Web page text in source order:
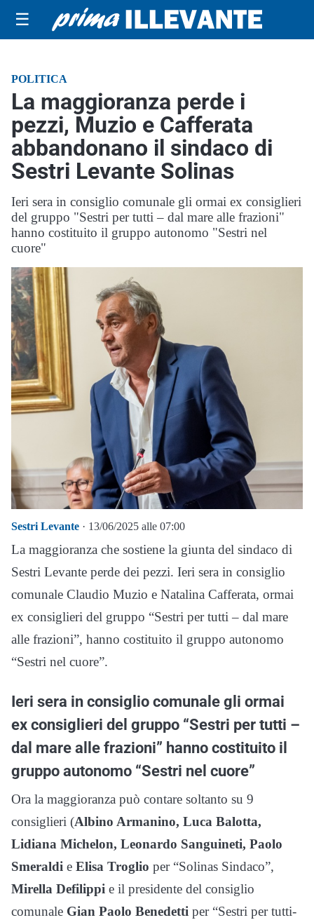
☰
POLITICA
La maggioranza perde i
pezzi, Muzio e Cafferata
abbandonano il sindaco di
Sestri Levante Solinas
Ieri sera in consiglio comunale gli ormai ex consiglieri
del gruppo "Sestri per tutti – dal mare alle frazioni"
hanno costituito il gruppo autonomo "Sestri nel
cuore"
Sestri Levante · 13/06/2025 alle 07:00
La maggioranza che sostiene la giunta del sindaco di
Sestri Levante perde dei pezzi. Ieri sera in consiglio
comunale Claudio Muzio e Natalina Cafferata, ormai
ex consiglieri del gruppo “Sestri per tutti – dal mare
alle frazioni”, hanno costituito il gruppo autonomo
“Sestri nel cuore”.
Ieri sera in consiglio comunale gli ormai
ex consiglieri del gruppo “Sestri per tutti –
dal mare alle frazioni” hanno costituito il
gruppo autonomo “Sestri nel cuore”
Ora la maggioranza può contare soltanto su 9
consiglieri (Albino Armanino, Luca Balotta,
Lidiana Michelon, Leonardo Sanguineti, Paolo
Smeraldi e Elisa Troglio per “Solinas Sindaco”,
Mirella Defilippi e il presidente del consiglio
comunale Gian Paolo Benedetti per “Sestri per tutti-